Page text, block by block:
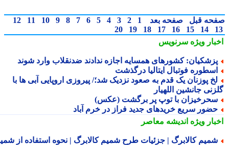
قبل صفحه بعد 1
2
3
4
5
6
7
8
9
10
11
12
14
15
16
17
18
19
20
ویژهسرنویس
کشورهای همسایه اجازه ندادند ضدنقلاب وارد شوند
فوتبال ایتالیا درگذشت
پوزنان یک قدم به صعود نزدیک شد؛/ پیروزی اروپایی آبی ها با
جانشین اللهیار
با توپ پر برگشت (عکس)
سریع خریدهای جدید فراز در خرم آباد
ویژهاندیشه معاصر
کالابرگ | جزئیات طرح شمیم کالابرگ | نحوه استفاده از شمیم